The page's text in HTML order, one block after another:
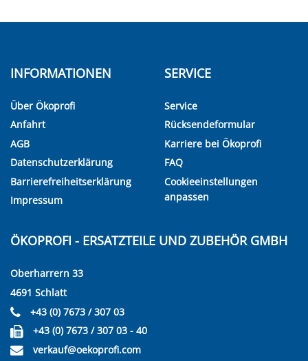
INFORMATIONEN
Über Ökoprofi
Anfahrt
AGB
Datenschutzerklärung
Barrierefreiheitserklärung
Impressum
SERVICE
Service
Rücksendeformular
Karriere bei Ökoprofi
FAQ
Cookieeinstellungen
anpassen
ÖKOPROFI - ERSATZTEILE UND ZUBEHÖR GMBH
Oberharrern 33
4691 Schlatt
+43 (0) 7673 / 307 03
+43 (0) 7673 / 307 03 - 40
verkauf@oekoprofi.com